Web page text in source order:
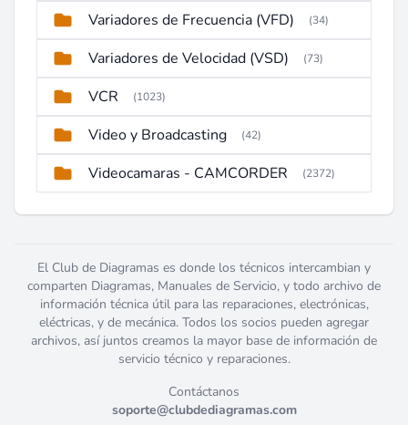
Variadores de Frecuencia (VFD) (34)
Variadores de Velocidad (VSD) (73)
VCR (1023)
Video y Broadcasting (42)
Videocamaras - CAMCORDER (2372)
El Club de Diagramas es donde los técnicos intercambian y
comparten Diagramas, Manuales de Servicio, y todo archivo de
información técnica útil para las reparaciones, electrónicas,
eléctricas, y de mecánica. Todos los socios pueden agregar
archivos, así juntos creamos la mayor base de información de
servicio técnico y reparaciones.
Contáctanos
soporte@clubdediagramas.com